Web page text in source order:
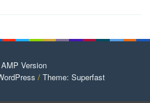
Version
/ Theme: Superfast